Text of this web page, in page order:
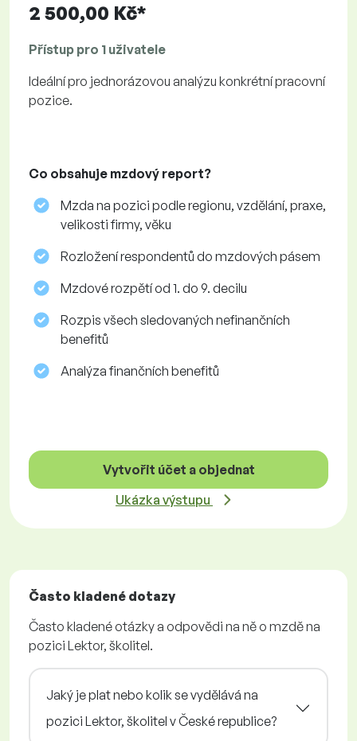
2 500,00 Kč*
Přístup pro 1 uživatele
Ideální pro jednorázovou analýzu konkrétní pracovní
pozice.
Co obsahuje mzdový report?
Mzda na pozici podle regionu, vzdělání, praxe,
velikosti firmy, věku
Rozložení respondentů do mzdových pásem
Mzdové rozpětí od 1. do 9. decilu
Rozpis všech sledovaných nefinančních
benefitů
Analýza finančních benefitů
Vytvořit účet a objednat
Ukázka výstupu
Často kladené dotazy
Často kladené otázky a odpovědi na ně o mzdě na
pozici Lektor, školitel.
Jaký je plat nebo kolik se vydělává na
pozici Lektor, školitel v České republice?